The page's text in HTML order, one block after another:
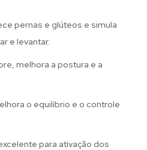
pernas e glúteos e simula
e levantar.
melhora a postura e a
o equilíbrio e o controle
para ativação dos